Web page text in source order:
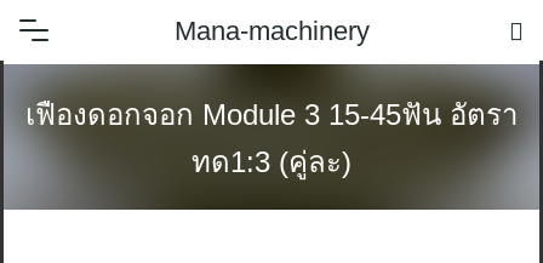
Skip
content
Mana-machinery
เฟืองดอกจอก Module 3 15-45ฟัน อัตรา
ทด1:3 (คู่ละ)